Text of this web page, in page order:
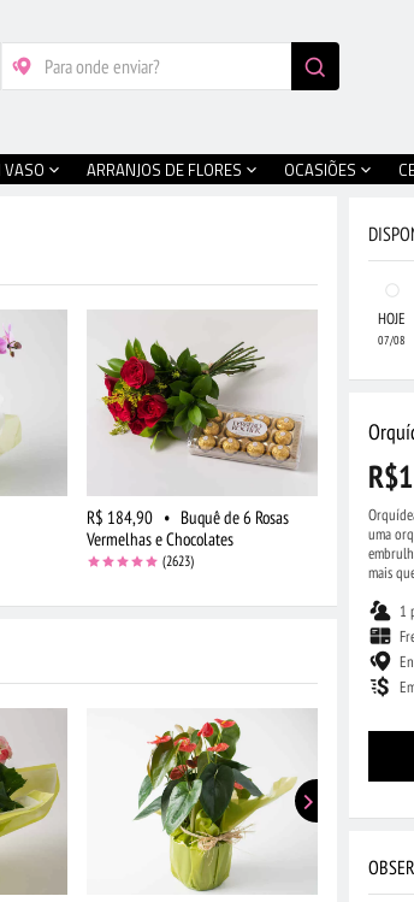
VASO ARRANJOS DE FLORES OCASIÕES
R$ 184,90 • Buquê de 6 Rosas
Vermelhas e Chocolates
(2623)
HOJE
07/08
uma
mais
1